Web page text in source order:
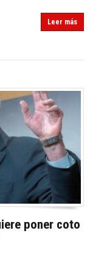
Leer más
poner coto